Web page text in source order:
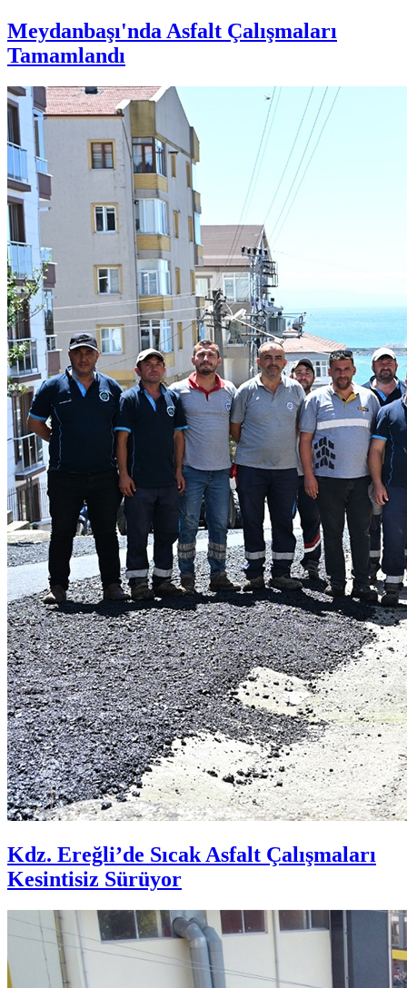
Meydanbaşı'nda Asfalt Çalışmaları
Tamamlandı
Kdz. Ereğli’de Sıcak Asfalt Çalışmaları
Kesintisiz Sürüyor